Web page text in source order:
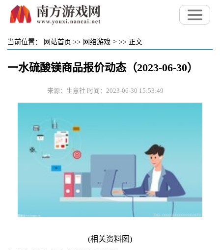
当前位置： 网站首页 >> 网络游戏 > >> 正文
一水硫酸镁商品报价动态（2023-06-30）
来源：生意社 时间：2023-06-30 15:53:49
(相关资料图)